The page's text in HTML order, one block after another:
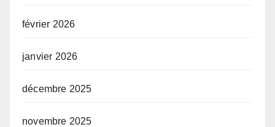
février 2026
janvier 2026
décembre 2025
novembre 2025